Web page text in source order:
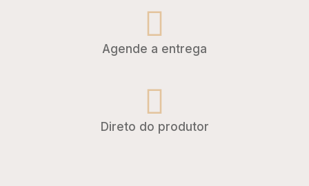
Agende a entrega
Direto do produtor